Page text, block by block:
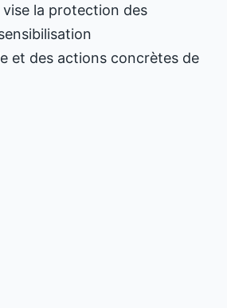
la protection des
et des actions concrètes de